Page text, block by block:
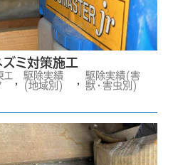
ミ対策施工
エ ,
駆除実績
(地域別)
,
駆除実績(害
獣・害虫別)